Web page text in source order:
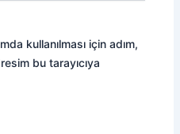
kullanılması için adım,
bu tarayıcıya